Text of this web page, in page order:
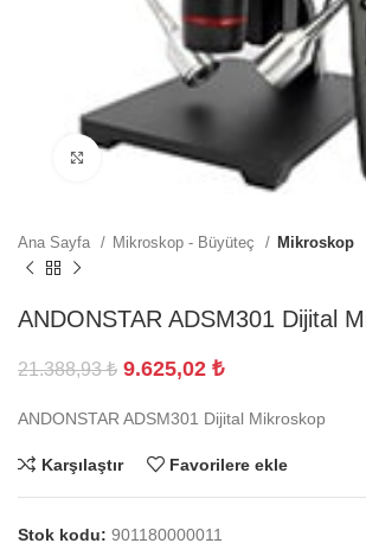
Büyütmek için tıklayın
Ana Sayfa Mikroskop - Büyüteç Mikroskop
ANDONSTAR ADSM301 Dijital
21.388,93₺ 9.625,02 ₺
ANDONSTAR ADSM301 Dijital Mikroskop
Karşılaştır Favorilere ekle
Stok kodu: 901180000011